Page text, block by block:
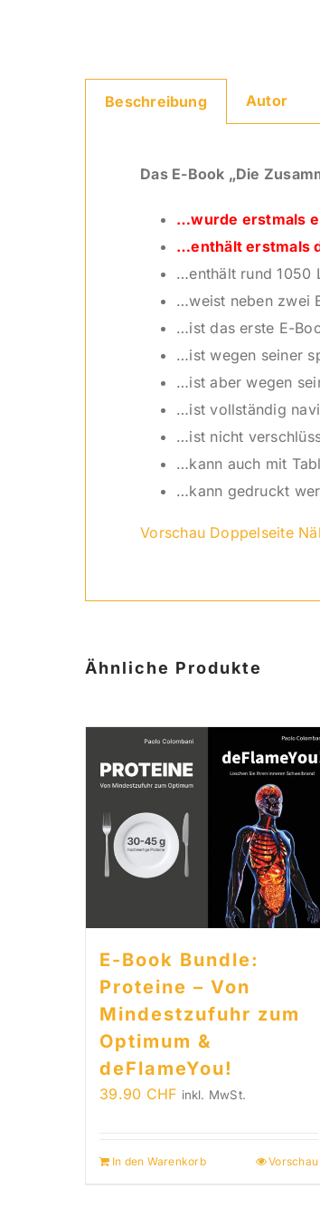
Beschreibung Autor
Das E-Book „Die
…wurde erstmals
…enthält erstmals
…enthält rund 1050
…weist neben zwei
…ist das erste E-
…ist wegen seiner
…ist aber wegen
…ist vollständig
…ist nicht
…kann auch mit
…kann gedruckt
Vorschau Doppelseite
Ähnliche Produkte
E-Book Bundle:
Proteine – Von
Mindestzufuhr zum
Optimum &
deFlameYou!
39.90 CHF inkl. MwSt.
In den Warenkorb Vorschau